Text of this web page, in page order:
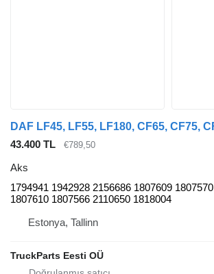
43.400 TL €789,50
Aks
1794941 1942928 2156686 1807609 1807570
1807610 1807566 2110650 1818004
Estonya, Tallinn
TruckParts Eesti OÜ